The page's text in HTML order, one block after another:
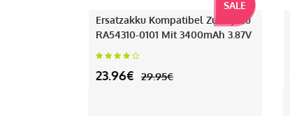
SALE
Ersatzakku Kompatibel Zu Fujitsu
RA54310-0101 Mit 3400mAh 3.87V
23.96€ 29.95€